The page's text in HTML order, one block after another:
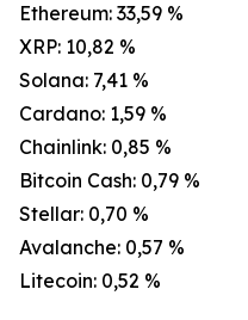
Ethereum: 33,59 %
XRP: 10,82 %
Solana: 7,41 %
Cardano: 1,59 %
Chainlink: 0,85 %
Bitcoin Cash: 0,79 %
Stellar: 0,70 %
Avalanche: 0,57 %
Litecoin: 0,52 %